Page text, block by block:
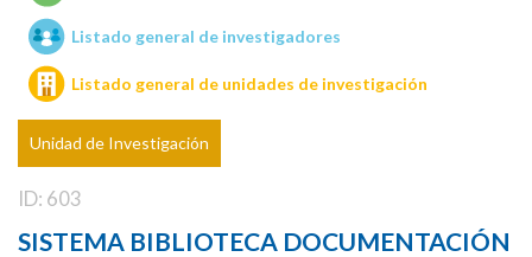
Unidades de investigación
Listado general de investigadores
Listado general de unidades de investigación
Unidad de Investigación
ID: 603
SISTEMA BIBLIOTECA DOCUMENTACIÓN